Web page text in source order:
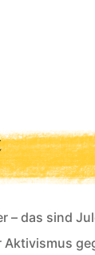
– das sind
Aktivismus